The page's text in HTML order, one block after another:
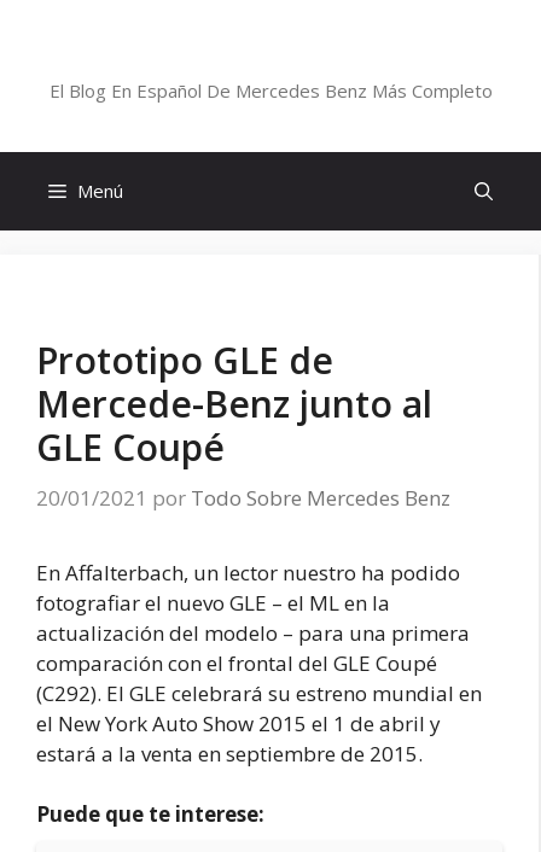
El Blog En Español De Mercedes Benz Más Completo
Menú
Prototipo GLE de
Mercede-Benz junto al
GLE Coupé
20/01/2021 por Todo Sobre Mercedes Benz
En Affalterbach, un lector nuestro ha podido
fotografiar el nuevo GLE – el ML en la
actualización del modelo – para una primera
comparación con el frontal del GLE Coupé
(C292). El GLE celebrará su estreno mundial en
el New York Auto Show 2015 el 1 de abril y
estará a la venta en septiembre de 2015.
Puede que te interese: